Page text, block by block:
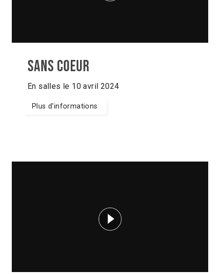
Sans coeur
En salles le 10 avril 2024
Plus d'informations